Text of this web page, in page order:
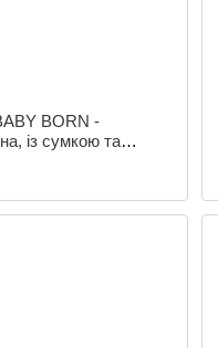
BORN -
із сумкою та